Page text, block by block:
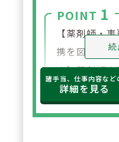
POINT 1
【薬剤師・
携を図り、
す】薬剤師
ュニケーシ
することが
続
諸手当、仕事内容など
詳細を見る